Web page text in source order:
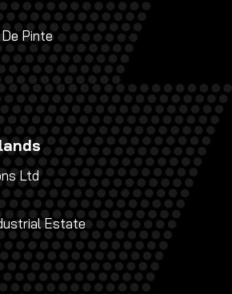
Pinte
Ltd
Estate